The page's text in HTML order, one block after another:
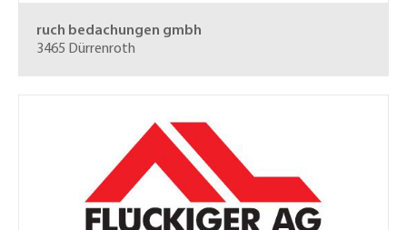
ruch bedachungen gmbh
3465 Dürrenroth